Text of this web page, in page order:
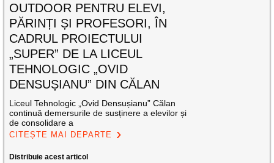
OUTDOOR PENTRU ELEVI,
PĂRINȚI ȘI PROFESORI, ÎN
CADRUL PROIECTULUI
„SUPER” DE LA LICEUL
TEHNOLOGIC „OVID
DENSUȘIANU” DIN CĂLAN
Liceul Tehnologic „Ovid Densușianu” Călan
continuă demersurile de susținere a elevilor și
de consolidare a
CITEȘTE MAI DEPARTE
Distribuie acest articol